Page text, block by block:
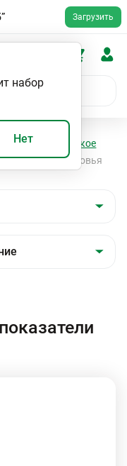
Загрузить
набор
Нет
Профилактическое
здоровья